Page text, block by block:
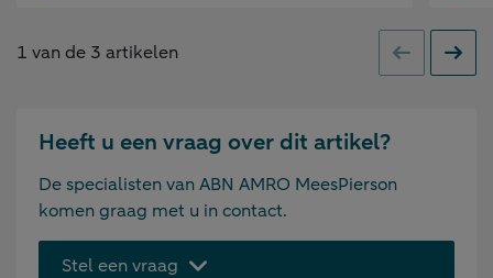
1 van de 3 artikelen Vorige
Heeft u een vraag over dit artikel?
De specialisten van ABN AMRO MeesPierson
komen graag met u in contact.
Stel een vraag